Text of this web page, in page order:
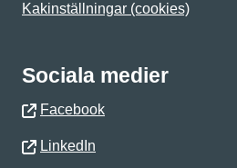
Kakinställningar (cookies)
Sociala medier
Facebook
LinkedIn